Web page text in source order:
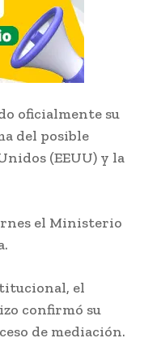
oficialmente su
del posible
(EEUU) y la
el Ministerio
el
confirmó su
de mediación.